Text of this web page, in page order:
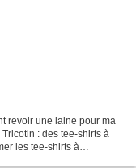
revoir une laine pour ma
: des tee-shirts à
les tee-shirts à